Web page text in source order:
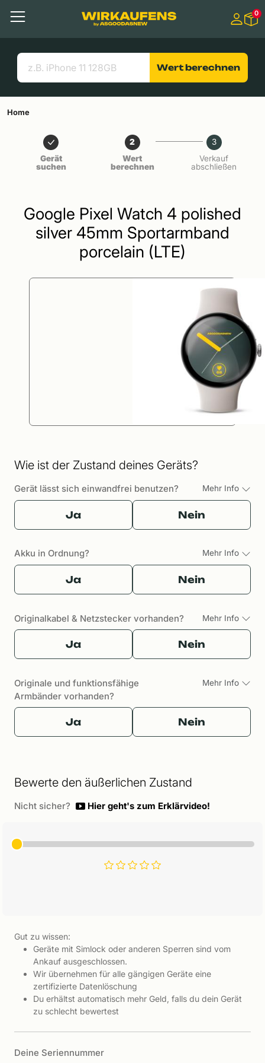
Menü
Suchen
Nützliche Links
0
Wert berechnen
Home
Gerät
suchen
2
Wert
berechnen
3
Verkauf
abschließen
Google Pixel Watch 4 polished
silver 45mm Sportarmband
porcelain (LTE)
Wie ist der Zustand deines Geräts?
Gerät lässt sich einwandfrei benutzen? Mehr Info
Ja Nein
Akku in Ordnung? Mehr Info
Ja Nein
Originalkabel & Netzstecker vorhanden? Mehr Info
Ja Nein
Originale und funktionsfähige
Armbänder vorhanden?
Mehr Info
Ja Nein
Bewerte den äußerlichen Zustand
Nicht sicher? Hier geht's zum Erklärvideo!
Gut zu wissen:
Geräte mit Simlock oder anderen Sperren sind vom
Ankauf ausgeschlossen.
Wir übernehmen für alle gängigen Geräte eine
zertifizierte Datenlöschung
Du erhältst automatisch mehr Geld, falls du dein Gerät
zu schlecht bewertest
Deine Seriennummer